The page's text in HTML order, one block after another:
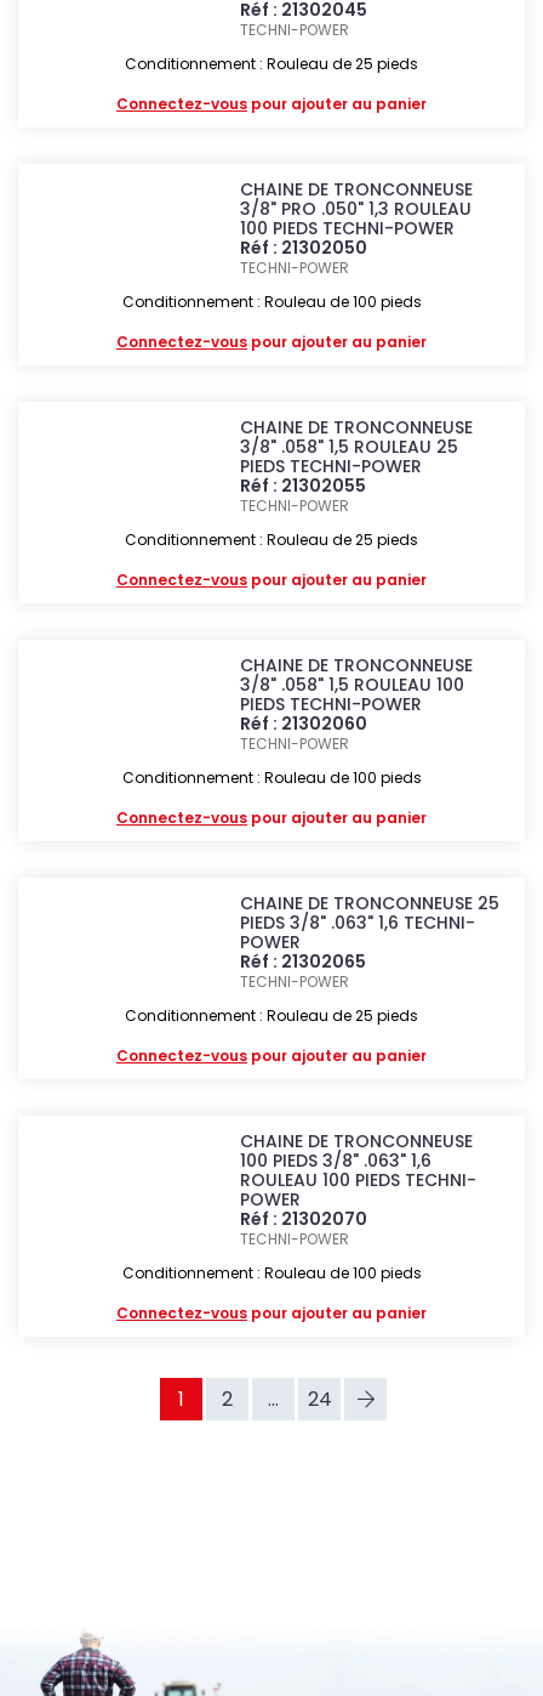
Réf : 21302045
TECHNI-POWER
Conditionnement : Rouleau de 25 pieds
Connectez-vous pour ajouter au panier
CHAINE DE TRONCONNEUSE
3/8" PRO .050" 1,3 ROULEAU
100 PIEDS TECHNI-POWER
Réf : 21302050
TECHNI-POWER
Conditionnement : Rouleau de 100 pieds
Connectez-vous pour ajouter au panier
CHAINE DE TRONCONNEUSE
3/8" .058" 1,5 ROULEAU 25
PIEDS TECHNI-POWER
Réf : 21302055
TECHNI-POWER
Conditionnement : Rouleau de 25 pieds
Connectez-vous pour ajouter au panier
CHAINE DE TRONCONNEUSE
3/8" .058" 1,5 ROULEAU 100
PIEDS TECHNI-POWER
Réf : 21302060
TECHNI-POWER
Conditionnement : Rouleau de 100 pieds
Connectez-vous pour ajouter au panier
CHAINE DE TRONCONNEUSE 25
PIEDS 3/8" .063" 1,6 TECHNI-
POWER
Réf : 21302065
TECHNI-POWER
Conditionnement : Rouleau de 25 pieds
Connectez-vous pour ajouter au panier
CHAINE DE TRONCONNEUSE
100 PIEDS 3/8" .063" 1,6
ROULEAU 100 PIEDS TECHNI-
POWER
Réf : 21302070
TECHNI-POWER
Conditionnement : Rouleau de 100 pieds
Connectez-vous pour ajouter au panier
1 2 ... 24